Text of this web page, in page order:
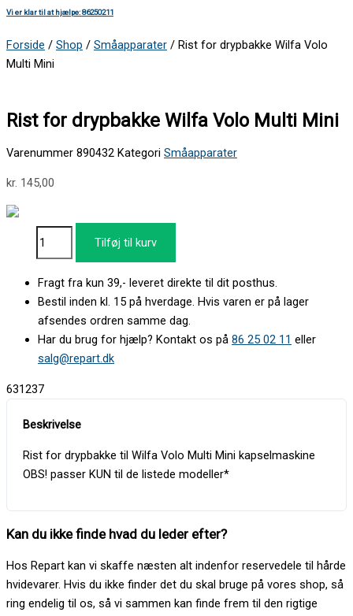
Vi er klar til at hjælpe: 86250211
Forside / Shop / Småapparater / Rist for drypbakke Wilfa Volo
Multi Mini
Rist for drypbakke Wilfa Volo Multi Mini
Varenummer 890432 Kategori Småapparater
kr. 145,00
Tilføj til kurv
Fragt fra kun 39,- leveret direkte til dit posthus.
Bestil inden kl. 15 på hverdage. Hvis varen er på lager
afsendes ordren samme dag.
Har du brug for hjælp? Kontakt os på 86 25 02 11 eller
salg@repart.dk
631237
Rist for drypbakke til Wilfa Volo Multi Mini kapselmaskine
OBS! passer KUN til de listede modeller*
Kan du ikke finde hvad du leder efter?
Hos Repart kan vi skaffe næsten alt indenfor reservedele til hårde
hvidevarer. Hvis du ikke finder det du skal bruge på vores shop, så
ring endelig til os, så vi sammen kan finde frem til den rigtige